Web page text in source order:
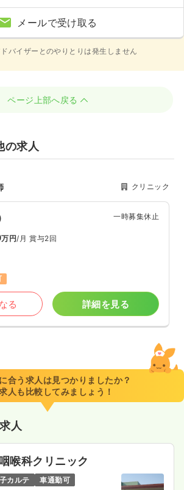
メールで受け取る
バイザーとのやりとりは発生しません
ページ上部へ戻る
の求人
クリニック
一時募集休止
万円/月 賞与2回
る 詳細を見る
合う求人は見つかりましたか？
人も比較してみましょう！
人
喉科クリニック
カルテ
車通勤可